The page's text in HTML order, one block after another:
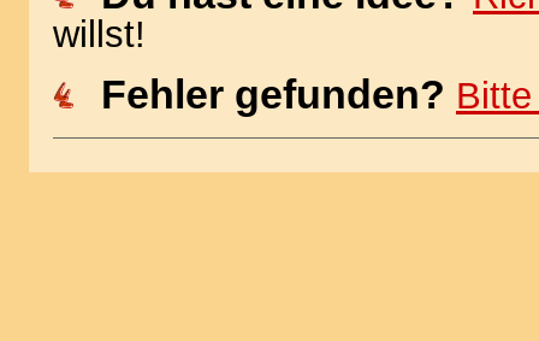
willst!
Fehler gefunden?